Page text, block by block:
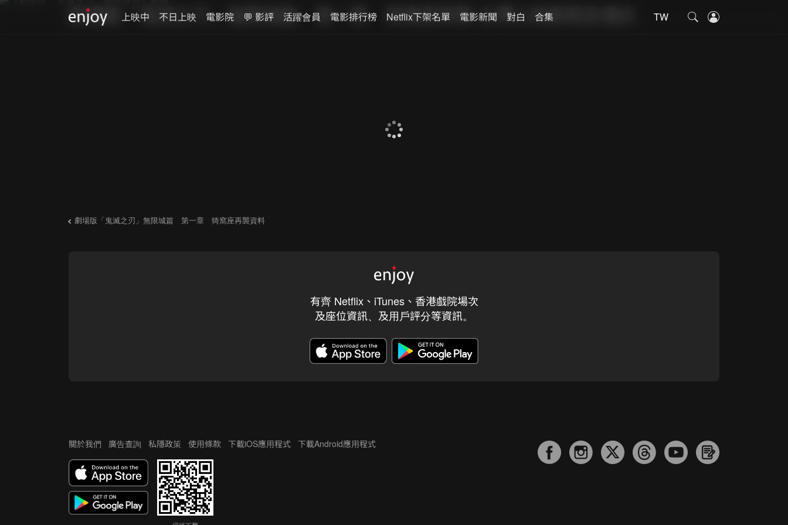
上映中 不日上映 電影院 💬 影評 活躍會員 電影排行榜 Netflix下架名單 電影新聞 對白 合集 TW
劇場版「鬼滅之刃」無限城篇 第一章 猗窩座再襲 台灣上映影院及場次
劇場版「鬼滅之刃」無限城篇 第一章 猗窩座再襲資料
有齊 Netflix、iTunes、香港戲院場次
及座位資訊、及用戶評分等資訊。
關於我們 廣告查詢 私隱政策 使用條款 下載iOS應用程式 下載Android應用程式